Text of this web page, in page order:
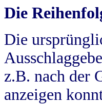
Die
Die
z.B. nach der
anzeigen